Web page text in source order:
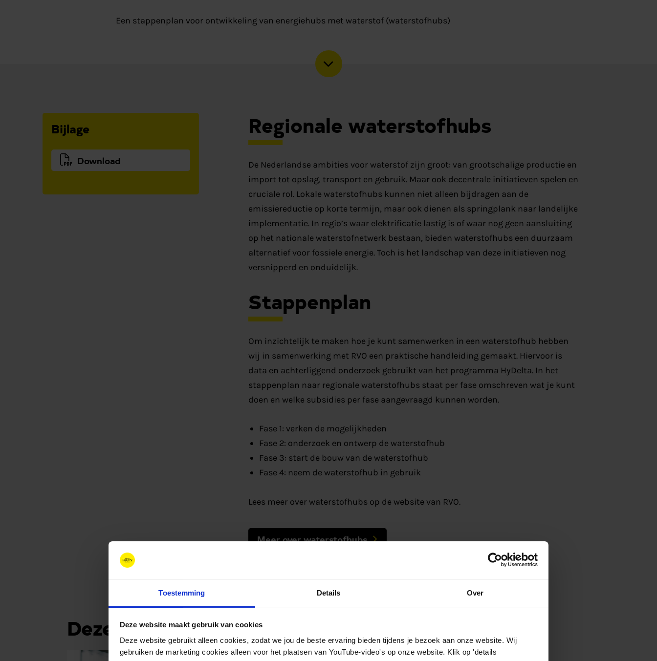
Toestemming Details Over
Deze website maakt gebruik van cookies
Deze website gebruikt alleen cookies, zodat we jou de beste ervaring bieden tijdens je bezoek aan onze website. Wij
gebruiken de marketing cookies alleen voor het plaatsen van YouTube-video's op onze website. Klik op 'details
Een stappenplan voor ontwikkeling van energiehubs met waterstof (waterstofhubs)
Bijlage
Download
Regionale waterstofhubs
De Nederlandse ambities voor waterstof zijn groot: van grootschalige productie en
import tot opslag, transport en gebruik. Maar ook decentrale initiatieven spelen en
cruciale rol. Lokale waterstofhubs kunnen niet alleen bijdragen aan de
emissiereductie op korte termijn, maar ook dienen als springplank naar landelijke
implementatie. In regio’s waar elektrificatie lastig is of waar nog geen aansluiting
op het nationale waterstofnetwerk bestaan, bieden waterstofhubs een duurzaam
alternatief voor fossiele energie. Toch is het landschap van deze initiatieven nog
versnipperd en onduidelijk.
Stappenplan
Om inzichtelijk te maken hoe je kunt samenwerken in een waterstofhub hebben
wij in samenwerking met RVO een praktische handleiding gemaakt. Hiervoor is
data en achterliggend onderzoek gebruikt van het programma HyDelta. In het
stappenplan naar regionale waterstofhubs staat per fase omschreven wat je kunt
doen en welke subsidies per fase aangevraagd kunnen worden.
Fase 1: verken de mogelijkheden
Fase 2: onderzoek en ontwerp de waterstofhub
Fase 3: start de bouw van de waterstofhub
Fase 4: neem de waterstofhub in gebruik
Lees meer over waterstofhubs op de website van RVO.
Meer over waterstofhubs
Deze experts werken mee